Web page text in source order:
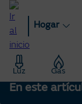
Pasar
contenido
principal
Hogar
Luz Gas
Hogar
Blog
Inspiración:
En este